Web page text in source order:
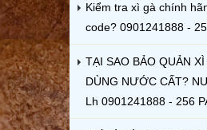
Kiểm tra xì gà chính
code? 0901241888 -
TẠI SAO BẢO QUẢN XÌ
DÙNG NƯỚC CẤT?
Lh 0901241888 - 256